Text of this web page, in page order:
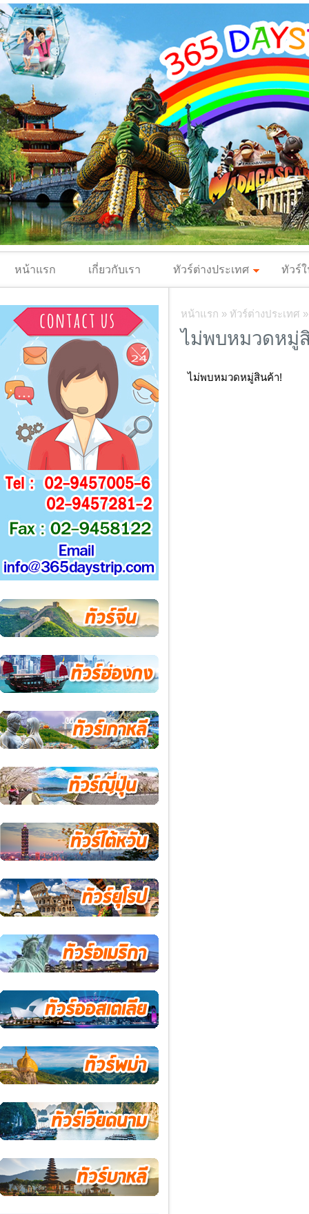
หน้าแรก เกี่ยวกับเรา ทัวร์ต่างประเทศ ทัวร์
หน้าแรก » ทัวร์ต่างประเทศ
ไม่พบหมวดหมู่
ไม่พบหมวดหมู่สินค้า!